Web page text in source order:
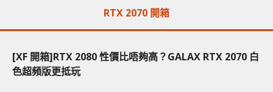
RTX 2070 開箱
[XF 開箱]RTX 2080 性價比唔夠高？GALAX RTX 2070 白
色超頻版更抵玩